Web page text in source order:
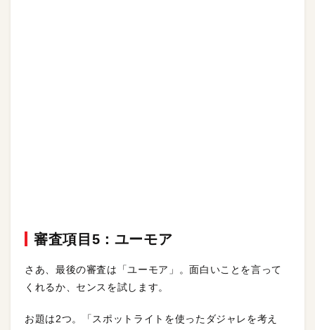
審査項目5：ユーモア
さあ、最後の審査は「ユーモア」。面白いことを言って
くれるか、センスを試します。
お題は2つ。「スポットライトを使ったダジャレを考え